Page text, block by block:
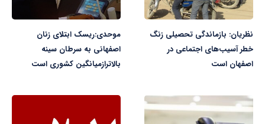
نظریان: بازماندگی تحصیلی زنگ
خطر آسیب‌های اجتماعی در
اصفهان است
موحدی:ریسک ابتلای زنان
اصفهانی به سرطان سینه
بالاترازمیانگین کشوری است